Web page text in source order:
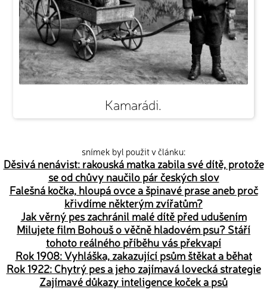
Kamarádi.
snímek byl použit v článku:
Děsivá nenávist: rakouská matka zabila své dítě, protože
se od chůvy naučilo pár českých slov
Falešná kočka, hloupá ovce a špinavé prase aneb proč
křivdíme některým zvířatům?
Jak věrný pes zachránil malé dítě před udušením
Milujete film Bohouš o věčně hladovém psu? Stáří
tohoto reálného příběhu vás překvapí
Rok 1908: Vyhláška, zakazující psům štěkat a běhat
Rok 1922: Chytrý pes a jeho zajímavá lovecká strategie
Zajímavé důkazy inteligence koček a psů